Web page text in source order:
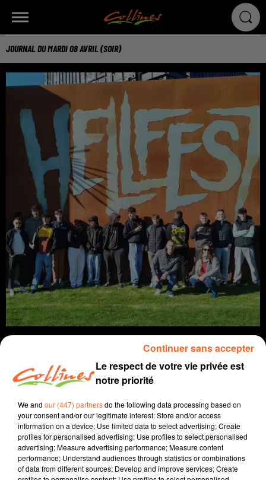
JOURNAL DU MARDI 08 AVRIL (SOIR)
info
8 avril 2025 - 13 min 11 sec
JOURNAL DU MARDI 08 AVRIL (SOIR)
Fabien Gazeau
Le respect de votre vie privée est
notre priorité
We and our (447) partnersdo the following data processing based on
your consent and/or our legitimate interest: Store and/or access
information on a device; Use limited data to select advertising; Create
profiles for personalised advertising; Use profiles to select personalised
advertising; Measure advertising performance; Measure content
performance; Understand audiences through statistics or combinations
of data from different sources; Develop and improve services; Create
Continuer sans accepter